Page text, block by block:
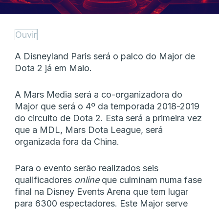
Ouvir
A Disneyland Paris será o palco do Major de
Dota 2 já em Maio.
A Mars Media será a co-organizadora do
Major que será o 4º da temporada 2018-2019
do circuito de Dota 2. Esta será a primeira vez
que a MDL, Mars Dota League, será
organizada fora da China.
Para o evento serão realizados seis
qualificadores online que culminam numa fase
final na Disney Events Arena que tem lugar
para 6300 espectadores. Este Major serve